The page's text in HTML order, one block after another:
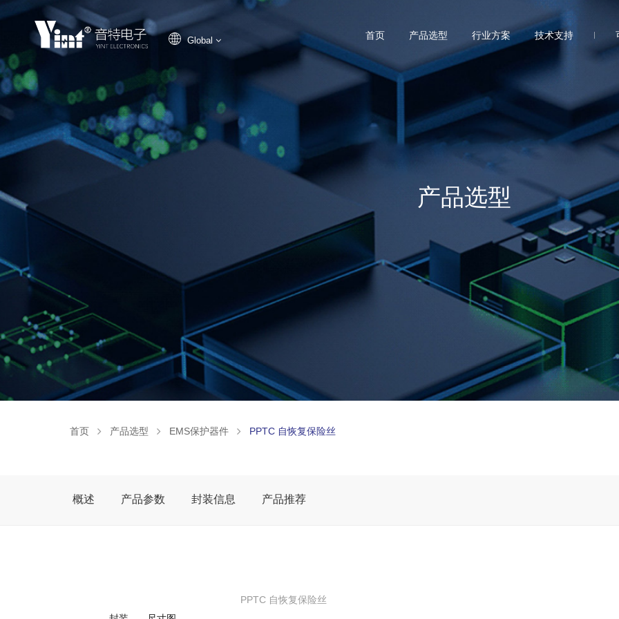
Global 首页 产品选型 行业方案 技术支持
产品选型
首页 产品选型 EMS保护器件 PPTC 自恢复保险丝
概述 产品参数 封装信息 产品推荐
PPTC 自恢复保险丝